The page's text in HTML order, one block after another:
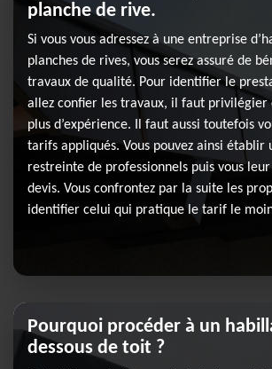
planche de rive.
Si vous vous adressez à une entreprise
planches de rives, vous serez assuré de
travaux de qualité. Pour identifier le
allez confier les travaux, il faut privilégier
plus d’expérience. Il faut aussi toutefois
tarifs appliqués. Vous pouvez ainsi établir
restreinte de professionnels puis vous
devis. Vous confrontez par la suite les
identifier celui qui pratique le tarif le
Pourquoi procéder à un
dessous de toit ?